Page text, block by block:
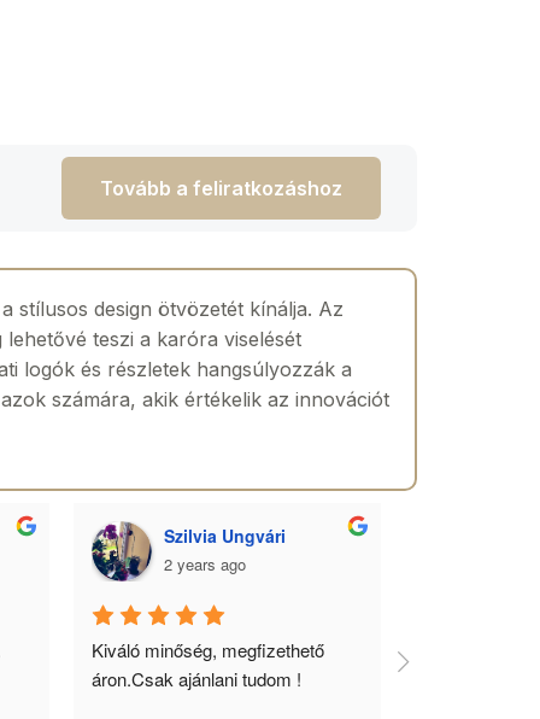
Tovább a feliratkozáshoz
stílusos design ötvözetét kínálja. Az
teszi a karóra viselését
logók és részletek hangsúlyozzák a
számára, akik értékelik az innovációt
Szilvia Ungvári
2 years ago
Kiváló minőség, megfizethető
áron.Csak ajánlani tudom !